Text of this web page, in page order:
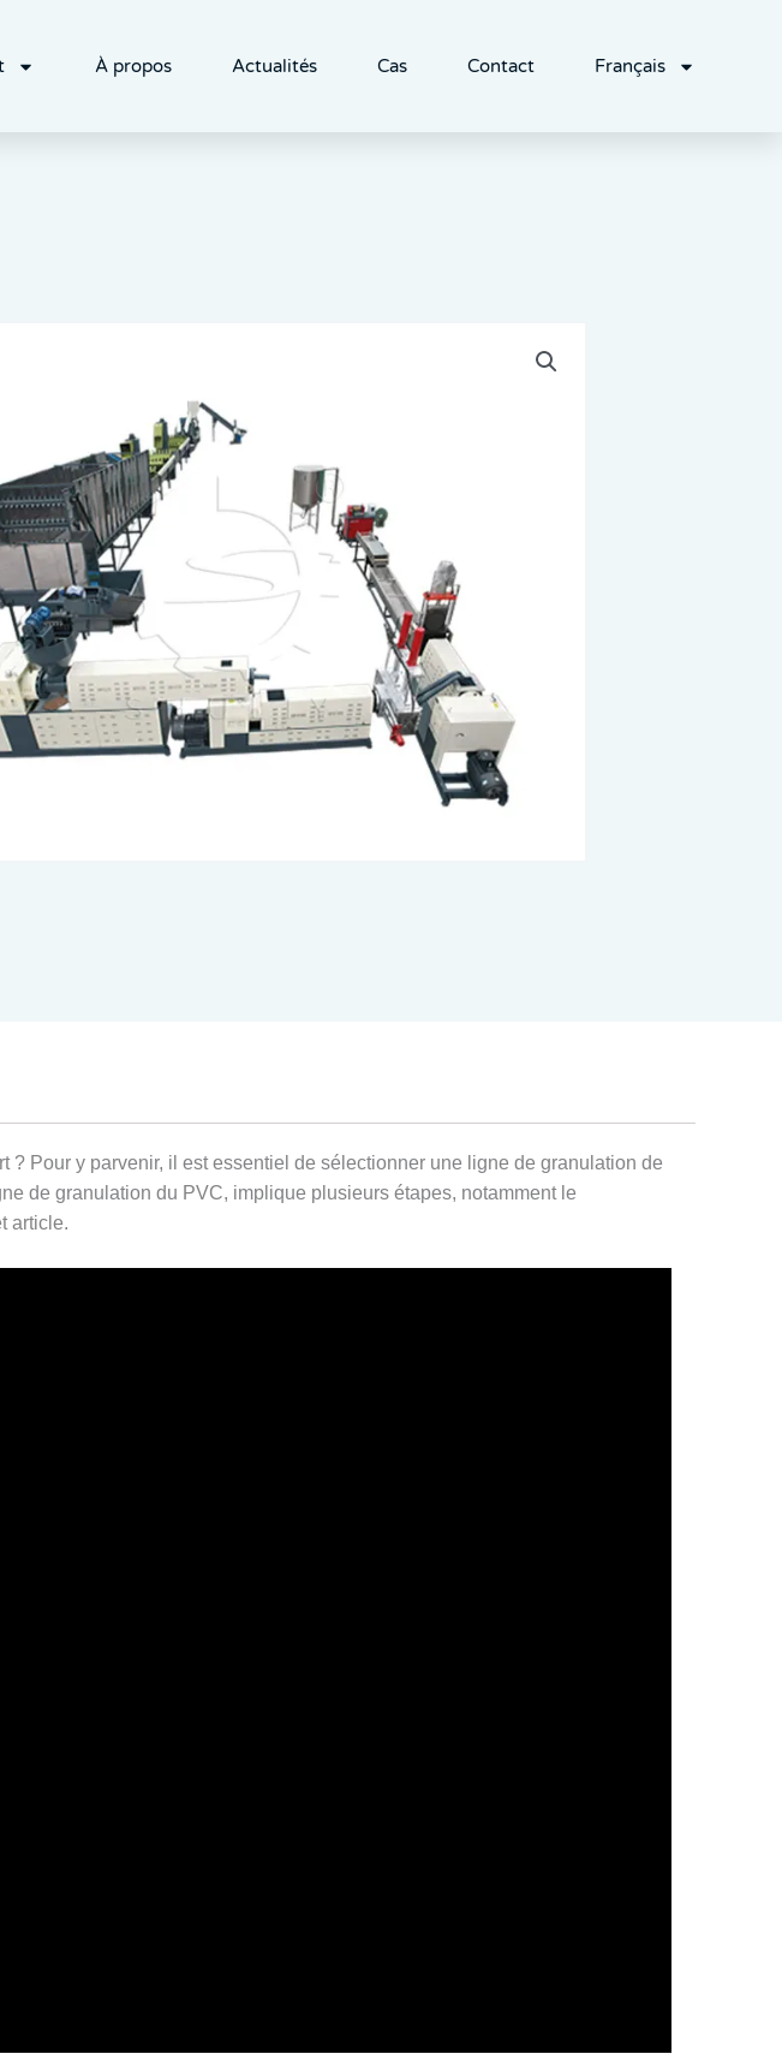
À propos Actualités Cas Contact Français
Pour y parvenir, il est essentiel de sélectionner une ligne de granulation de
de granulation du PVC, implique plusieurs étapes, notamment le
article.